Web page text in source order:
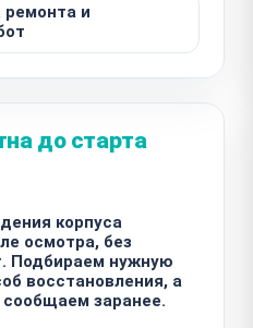
ремонта и
до старта
корпуса
осмотра, без
Подбираем нужную
восстановления, а
заранее.